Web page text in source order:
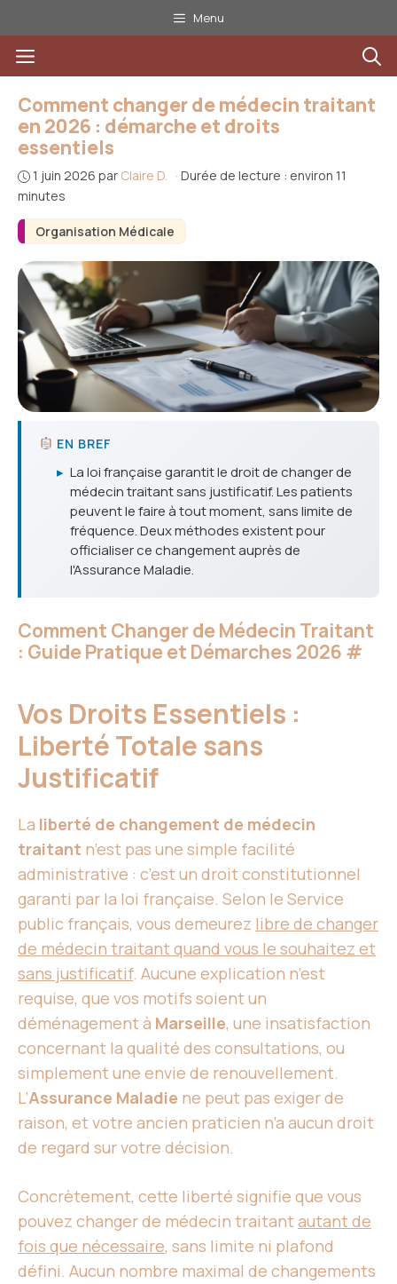
au
contenu
Menu
Menu
Organisation Médicale
Comment changer de médecin traitant
en 2026 : démarche et droits
essentiels
1 juin 2026 par Claire D. · Durée de lecture : environ 11
minutes
EN BREF
▸ La loi française garantit le droit de changer de
médecin traitant sans justificatif. Les patients
peuvent le faire à tout moment, sans limite de
fréquence. Deux méthodes existent pour
officialiser ce changement auprès de
l'Assurance Maladie.
Comment Changer de Médecin Traitant
: Guide Pratique et Démarches 2026 #
Vos Droits Essentiels :
Liberté Totale sans
Justificatif
La liberté de changement de médecin
traitant n’est pas une simple facilité
administrative : c’est un droit constitutionnel
garanti par la loi française. Selon le Service
public français, vous demeurez libre de changer
de médecin traitant quand vous le souhaitez et
sans justificatif. Aucune explication n’est
requise, que vos motifs soient un
déménagement à Marseille, une insatisfaction
concernant la qualité des consultations, ou
simplement une envie de renouvellement.
L’Assurance Maladie ne peut pas exiger de
raison, et votre ancien praticien n’a aucun droit
de regard sur votre décision.
Concrètement, cette liberté signifie que vous
pouvez changer de médecin traitantautant de
fois que nécessaire, sans limite ni plafond
défini. Aucun nombre maximal de changements